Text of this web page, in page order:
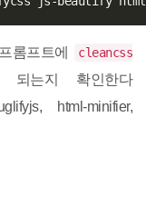
롬프트에
cleancss
되는지 확인한다
html-minifier,